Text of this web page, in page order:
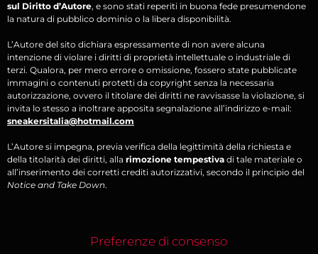
sul Diritto d’Autore, e sono stati reperiti in buona fede presumendone
la natura di pubblico dominio o la libera disponibilità.
L’Autore del sito dichiara espressamente di non avere alcuna
intenzione di violare i diritti di proprietà intellettuale o industriale di
terzi. Qualora, per mero errore o omissione, fossero state pubblicate
immagini o contenuti protetti da copyright senza la necessaria
autorizzazione, ovvero il titolare dei diritti ne ravvisasse la violazione, si
invita lo stesso a inoltrare apposita segnalazione all’indirizzo e-mail:
sneakersitalia@hotmail.com
L’Autore si impegna, previa verifica della legittimità della richiesta e
della titolarità dei diritti, alla rimozione tempestiva di tale materiale o
all’inserimento dei corretti crediti autorizzativi, secondo il principio del
Notice and Take Down.
Preferenze di consenso